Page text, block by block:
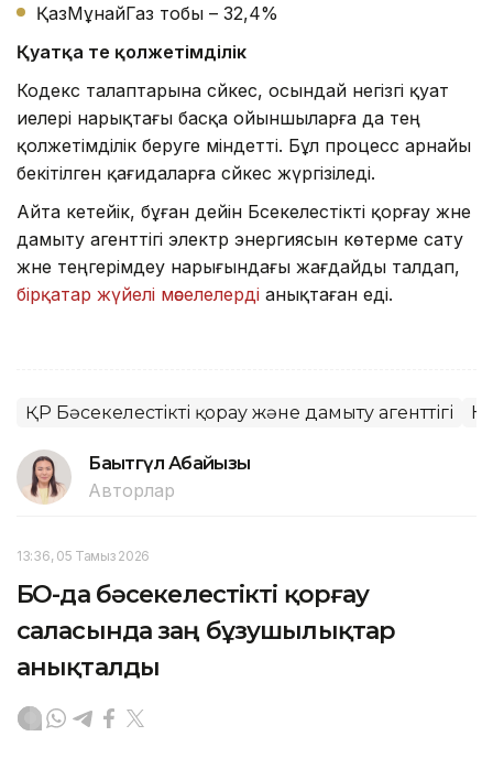
ҚазМұнайГаз тобы – 32,4%
Қуатқа тең қолжетімділік
Кодекс талаптарына сәйкес, осындай негізгі қуат
иелері нарықтағы басқа ойыншыларға да тең
қолжетімділік беруге міндетті. Бұл процесс арнайы
бекітілген қағидаларға сәйкес жүргізіледі.
Айта кетейік, бұған дейін Бәсекелестікті қорғау және
дамыту агенттігі электр энергиясын көтерме сату
және теңгерімдеу нарығындағы жағдайды талдап,
бірқатар жүйелі мәселелерді анықтаған еді.
ҚР Бәсекелестікті қорғау және дамыту агенттігі
Бақытгүл Абайқызы
Авторлар
13:36, 05 Тамыз 2026
БҚО-да бәсекелестікті қорғау
саласында заң бұзушылықтар
анықталды